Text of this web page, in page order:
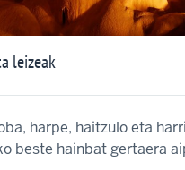
leizeak
harpe, haitzulo eta
beste hainbat gertaera